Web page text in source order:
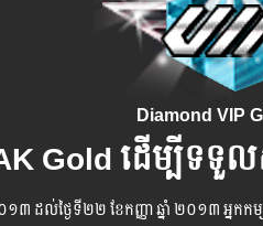
Diamond VIP
Gold ដើម្បីទទួលស
០១៣ ដល់ថ្ងៃទី២២ ខែកញ្ញា ឆ្នាំ ២០១៣ អ្ន